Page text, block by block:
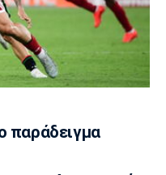
1-1: Τα
ο Βίνια
παράδειγμα